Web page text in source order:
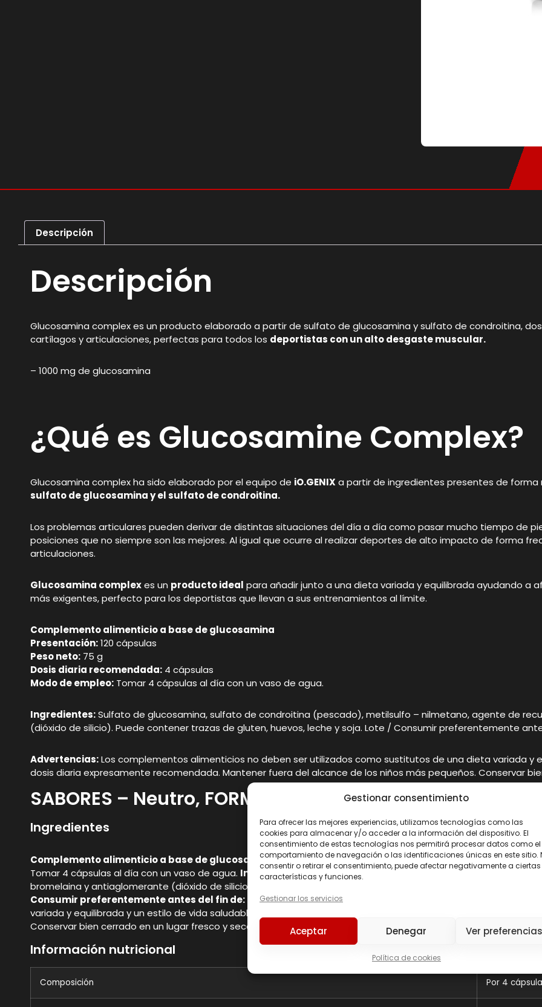
Gestionar consentimiento
Para ofrecer las mejores experiencias, utilizamos tecnologías como las
cookies para almacenar y/o acceder a la información del dispositivo. El
consentimiento de estas tecnologías nos permitirá procesar datos como el
comportamiento de navegación o las identificaciones únicas en este sitio.
consentir o retirar el consentimiento, puede afectar negativamente a ciertas
características y funciones.
Gestionar los servicios
Aceptar Denegar Ver
Política de cookies
Descripción
Descripción
Glucosamina complex es un producto elaborado a partir de sulfato de glucosamina y sulfato de condroitina,
cartílagos y articulaciones, perfectas para todos los deportistas con un alto desgaste muscular.
– 1000 mg de glucosamina
¿Qué es Glucosamine Complex?
Glucosamina complex ha sido elaborado por el equipo de iO.GENIX a partir de ingredientes presentes de
sulfato de glucosamina y el sulfato de condroitina.
Los problemas articulares pueden derivar de distintas situaciones del día a día como pasar mucho tiempo de
posiciones que no siempre son las mejores. Al igual que ocurre al realizar deportes de alto impacto de forma
articulaciones.
Glucosamina complexes un producto ideal para añadir junto a una dieta variada y equilibrada ayudando a
más exigentes, perfecto para los deportistas que llevan a sus entrenamientos al límite.
Complemento alimenticio a base de glucosamina
Presentación:120 cápsulas
Peso neto: 75 g
Dosis diaria recomendada: 4 cápsulas
Modo de empleo: Tomar 4 cápsulas al día con un vaso de agua.
Ingredientes:Sulfato de glucosamina, sulfato de condroitina (pescado), metilsulfo – nilmetano, agente de
(dióxido de silicio). Puede contener trazas de gluten, huevos, leche y soja. Lote / Consumir preferentemente
Advertencias:Los complementos alimenticios no deben ser utilizados como sustitutos de una dieta variada y
dosis diaria expresamente recomendada. Mantener fuera del alcance de los niños más pequeños. Conservar
SABORES – Neutro, FORMATOS – 120 caps
Ingredientes
Complemento alimenticio a base de glucosamina. Peso neto:75 g.Presentación:120 cápsulas.Dosis
Tomar 4 cápsulas al día con un vaso de agua. Ingredientes:Sulfato de glucosamina, sulfato de condroitina (
bromelaina y antiaglomerante (dióxido de silicio).
Consumir preferentemente antes del fin de: ver envase.Advertencias:
variada y equilibrada y un estilo de vida saludable. No exceder la dosis diaria expresamente recomendada.
Conservar bien cerrado en un lugar fresco y seco.
Información nutricional
Composición Por 4